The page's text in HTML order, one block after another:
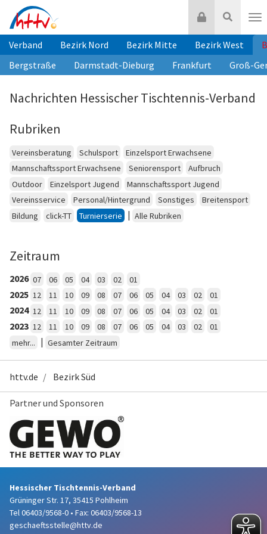
Inhalt
springen
Suche
Login
Verband Bezirk Nord Bezirk Mitte Bezirk West
Bergstraße
Darmstadt-Dieburg Frankfurt Groß-
Nachrichten Hessischer Tischtennis-Verband
Rubriken
Vereinsberatung Schulsport
Einzelsport Erwachsene
Mannschaftssport Erwachsene
Seniorensport
Aufbruch
Outdoor
Einzelsport Jugend
Mannschaftssport Jugend
Vereinsservice
Personal/Hintergrund Sonstiges
Breitensport
Bildung
click-TT Turnierserie | Alle Rubriken
Zeitraum
2026 07 06 05 04 03 02 01
2025 12 11 10 09 08 07 06 05 04 03 02 01
2024 12 11 10 09 08 07 06 05 04 03 02 01
2023 12 11 10 09 08 07 06 05 04 03 02
01
mehr...
| Gesamter Zeitraum
httv.de Bezirk Süd
Partner und Sponsoren
Hessischer Tischtennis-Verband
Grüninger Str. 17, 35415 Pohlheim
Tel 06403/9568-0 • Fax: 06403/9568-13
geschaeftsstelle@httv.de